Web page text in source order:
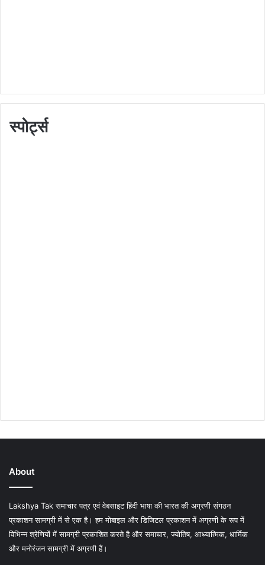
स्पोर्ट्स
About
Lakshya Tak समाचार पत्र एवं वेबसाइट हिंदी भाषा की भारत की अग्रणी संगठन
प्रकाशन सामग्री में से एक है। हम मोबाइल और डिजिटल प्रकाशन में अग्रणी के रूप में
विभिन्न श्रेणियों में सामग्री प्रकाशित करते है और समाचार, ज्योतिष, आध्यात्मिक, धार्मिक
और मनोरंजन सामग्री में अग्रणी हैं।